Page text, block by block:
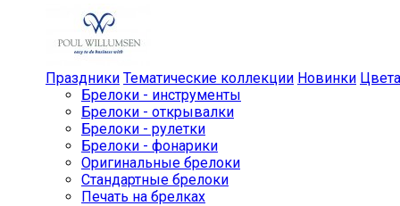
Праздники Тематические коллекции Новинки Цвета
Брелоки - инструменты
Брелоки - открывалки
Брелоки - рулетки
Брелоки - фонарики
Оригинальные брелоки
Стандартные брелоки
Печать на брелках